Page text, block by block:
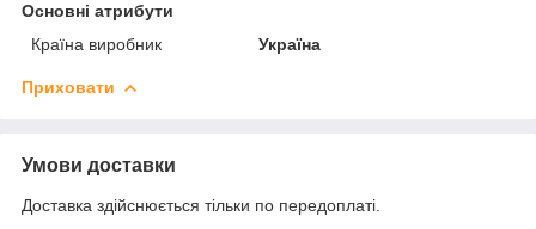
Основні атрибути
Країна виробник
Україна
Приховати
Умови доставки
Доставка здійснюється тільки по передоплаті.